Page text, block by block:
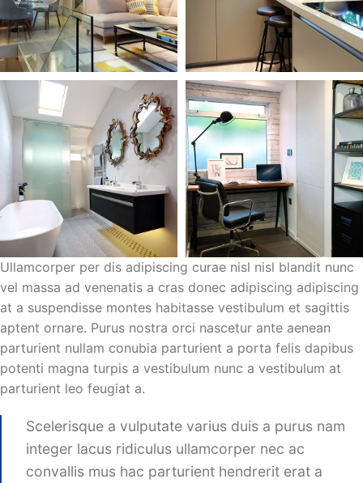
Ullamcorper per dis adipiscing curae nisl nisl blandit nunc
vel massa ad venenatis a cras donec adipiscing adipiscing
at a suspendisse montes habitasse vestibulum et sagittis
aptent ornare. Purus nostra orci nascetur ante aenean
parturient nullam conubia parturient a porta felis dapibus
potenti magna turpis a vestibulum nunc a vestibulum at
parturient leo feugiat a.
Scelerisque a vulputate varius duis a purus nam
integer lacus ridiculus ullamcorper nec ac
convallis mus hac parturient hendrerit erat a